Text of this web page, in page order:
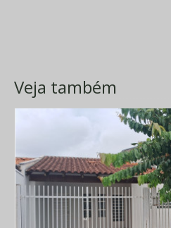
Veja também